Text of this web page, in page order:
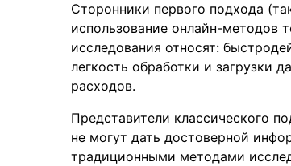
Сторонники первого подхода
использование онлайн-методов
исследования относят:
легкость обработки и загрузки
расходов.
Представители классического
не могут дать достоверной
традиционными методами